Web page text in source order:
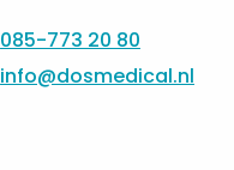
085-773 20 80
info@dosmedical.nl